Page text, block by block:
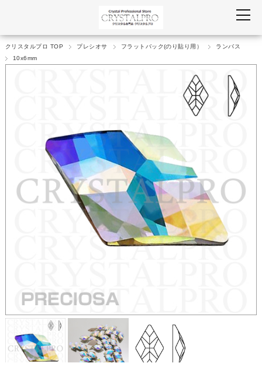
クリスタルプロ TOP プレシオサ フラットバック(のり貼り用）
ランバス
10x6mm